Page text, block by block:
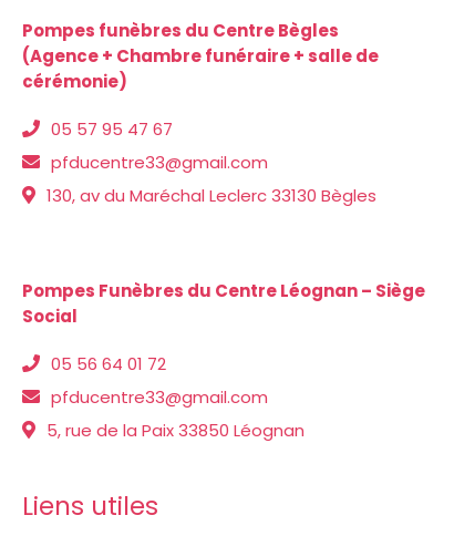
Pompes funèbres du Centre Bègles
(Agence + Chambre funéraire + salle de
cérémonie)
05 57 95 47 67
pfducentre33@gmail.com
130, av du Maréchal Leclerc 33130 Bègles
Pompes Funèbres du Centre Léognan – Siège
Social
05 56 64 01 72
pfducentre33@gmail.com
5, rue de la Paix 33850 Léognan
Liens utiles